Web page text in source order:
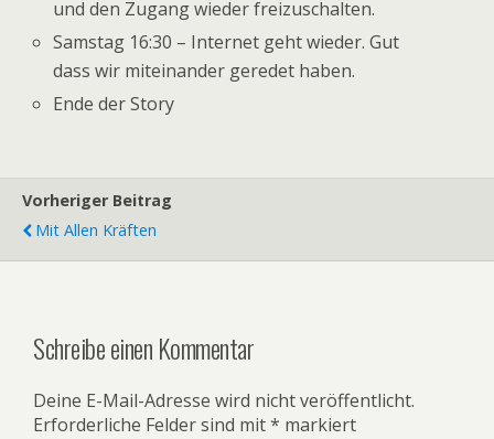
und den Zugang wieder freizuschalten.
Samstag 16:30 – Internet geht wieder. Gut
dass wir miteinander geredet haben.
Ende der Story
Vorheriger Beitrag
Mit Allen Kräften
Schreibe einen Kommentar
Deine E-Mail-Adresse wird nicht veröffentlicht.
Erforderliche Felder sind mit* markiert